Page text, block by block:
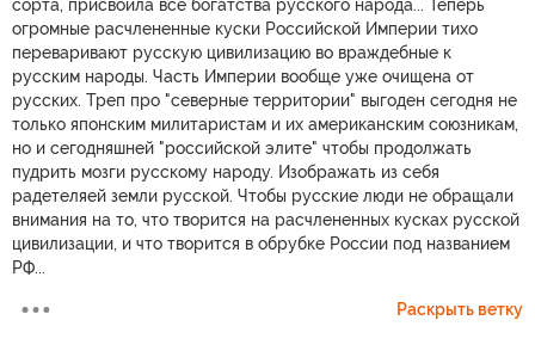
сорта, присвоила все богатства русского народа... Теперь
огромные расчлененные куски Российской Империи тихо
переваривают русскую цивилизацию во враждебные к
русским народы. Часть Империи вообще уже очищена от
русских. Треп про "северные территории" выгоден сегодня не
только японским милитаристам и их американским союзникам,
но и сегодняшней "российской элите" чтобы продолжать
пудрить мозги русскому народу. Изображать из себя
радетеляей земли русской. Чтобы русские люди не обращали
внимания на то, что творится на расчлененных кусках русской
цивилизации, и что творится в обрубке России под названием
РФ...
Раскрыть ветку